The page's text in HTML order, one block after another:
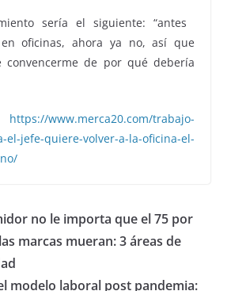
sería el siguiente: “antes
oficinas, ahora ya no, así que
convencerme de por qué debería
https://www.merca20.com/trabajo-
el-jefe-quiere-volver-a-la-oficina-el-
no le importa que el 75 por
marcas mueran: 3 áreas de
modelo laboral post pandemia: